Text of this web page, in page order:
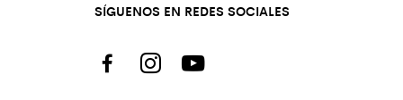
SÍGUENOS EN REDES SOCIALES